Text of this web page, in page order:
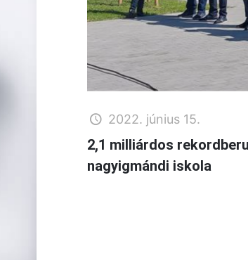
2022. június 15.
2,1 milliárdos
nagyigmándi iskola